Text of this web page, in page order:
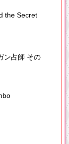
the Secret
ン占師 その